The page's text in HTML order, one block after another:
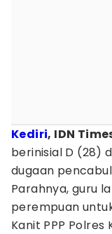
Kediri, IDN
berinisial D (28)
dugaan
Parahnya, guru
perempuan
Kanit PPP Polres